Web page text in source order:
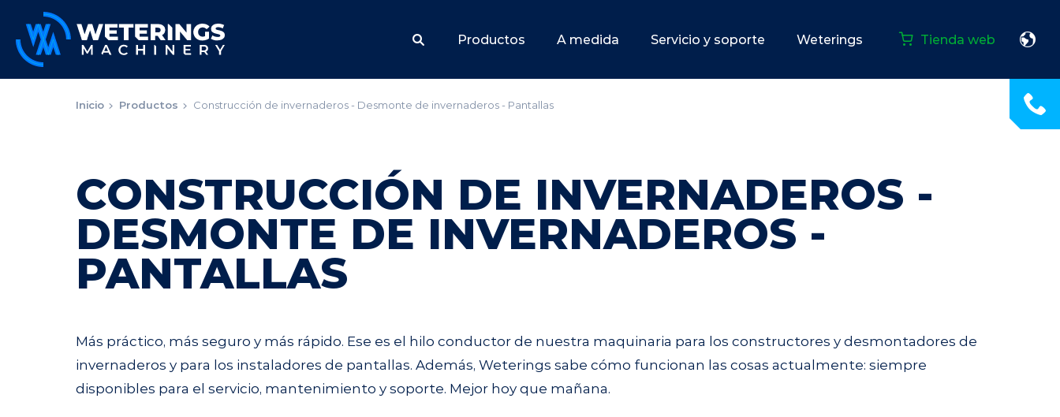
Productos A medida Servicio y soporte Weterings Tienda web
Inicio Productos Construcción de invernaderos - Desmonte de invernaderos - Pantallas
CONSTRUCCIÓN DE INVERNADEROS -
DESMONTE DE INVERNADEROS -
PANTALLAS
Más práctico, más seguro y más rápido. Ese es el hilo conductor de nuestra maquinaria para los constructores y desmontadores de
invernaderos y para los instaladores de pantallas. Además, Weterings sabe cómo funcionan las cosas actualmente: siempre
disponibles para el servicio, mantenimiento y soporte. Mejor hoy que mañana.